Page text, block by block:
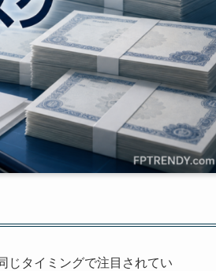
じタイミングで注目されてい